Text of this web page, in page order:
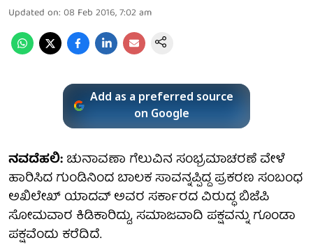
Updated on: 08 Feb 2016, 7:02 am
Add as a preferred source
on Google
ನವದೆಹಲಿ:ಚುನಾವಣಾ ಗೆಲುವಿನ ಸಂಭ್ರಮಾಚರಣೆ ವೇಳೆ
ಹಾರಿಸಿದ ಗುಂಡಿನಿಂದ ಬಾಲಕ ಸಾವನ್ನಪ್ಪಿದ್ದ ಪ್ರಕರಣ ಸಂಬಂಧ
ಅಖಿಲೇಖ್ ಯಾದವ್ ಅವರ ಸರ್ಕಾರದ ವಿರುದ್ಧ ಬಿಜೆಪಿ
ಸೋಮವಾರ ಕಿಡಿಕಾರಿದ್ದು, ಸಮಾಜವಾದಿ ಪಕ್ಷವನ್ನು ಗೂಂಡಾ
ಪಕ್ಷವೆಂದು ಕರೆದಿದೆ.